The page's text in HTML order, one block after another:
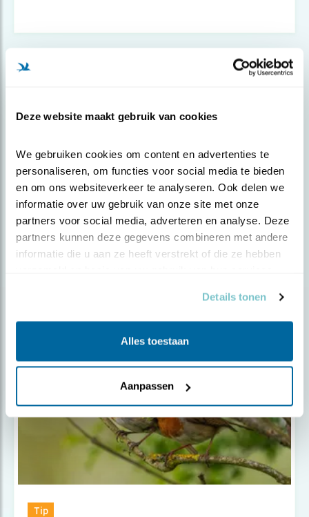
Deze website maakt gebruik van cookies
We gebruiken cookies om content en advertenties te
personaliseren, om functies voor social media te bieden
en om ons websiteverkeer te analyseren. Ook delen we
informatie over uw gebruik van onze site met onze
partners voor social media, adverteren en analyse. Deze
partners kunnen deze gegevens combineren met andere
informatie die u aan ze heeft verstrekt of die ze hebben
Details tonen
Alles toestaan
Aanpassen
Nieuws
Verbied bestrijdingsmiddelen met
Tip